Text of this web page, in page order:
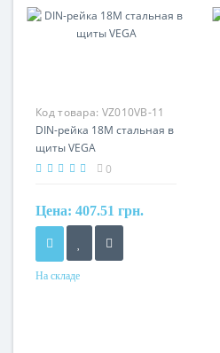
Код товара: VZ010VB-11
DIN-рейка 18M стальная в
щиты VEGA
0
Цена: 407.51 грн.
На складе